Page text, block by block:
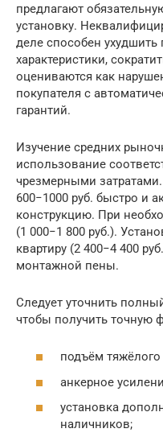
предлагают
установку.
деле способен
характеристики,
оцениваются как
покупателя с
гарантий.
Изучение средних
использование
чрезмерными
600−1000 руб. быстро и
конструкцию. При
(1 000−1 800 руб.).
квартиру (2 400−4 400
монтажной пены.
Следует уточнить
чтобы получить точную
подъём тяжёлого
анкерное
установка
наличников;